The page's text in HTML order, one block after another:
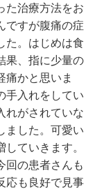
た治療方法をお
ですが腹痛の症
た。はじめは食
果、指に少量の
痛かと思いま
手入れをしてい
れがされていな
ました。可愛い
ていきます。
回の患者さんも
応も良好で見事